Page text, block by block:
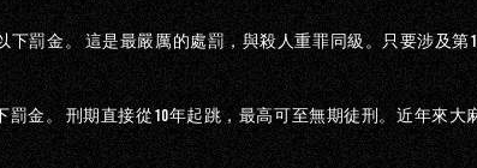
下罰金。 這是最嚴厲的處罰，與殺人重罪同級。只要涉及第1
罰金。 刑期直接從10年起跳，最高可至無期徒刑。近年來大